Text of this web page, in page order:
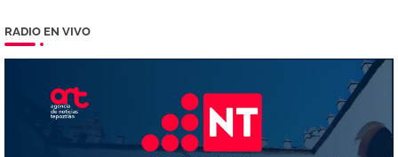
RADIO EN VIVO